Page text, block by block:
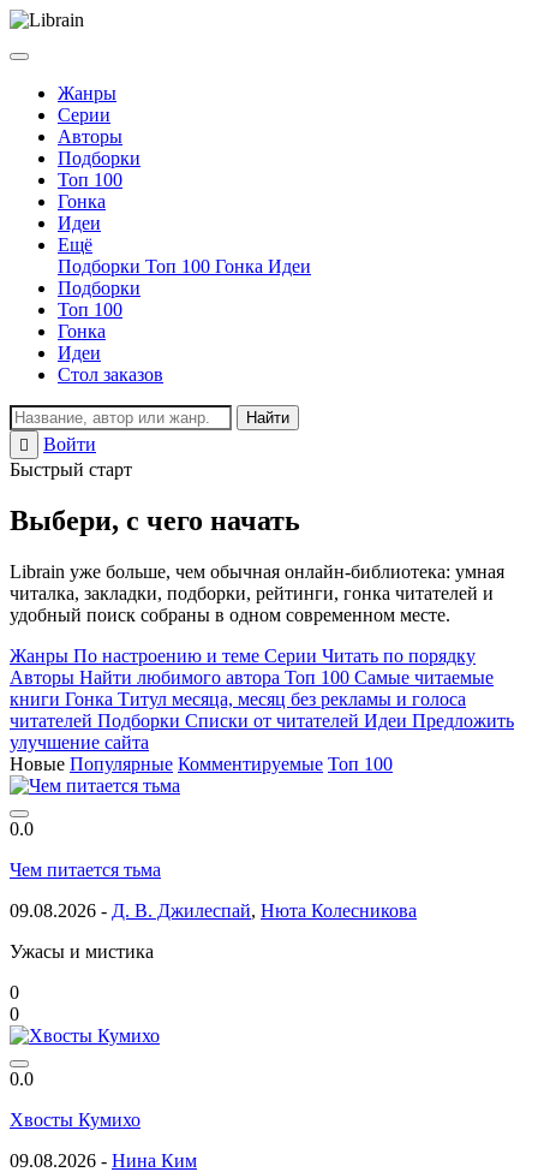
Жанры
Серии
Авторы
Подборки
Топ 100
Гонка
Идеи
Ещё
Подборки Топ 100 Гонка Идеи
Подборки
Топ 100
Гонка
Идеи
Стол заказов
Найти
Войти
Быстрый старт
Выбери, с чего начать
Librain уже больше, чем обычная онлайн-библиотека: умная
читалка, закладки, подборки, рейтинги, гонка читателей и
удобный поиск собраны в одном современном месте.
Жанры По настроению и теме Серии Читать по порядку
Авторы Найти любимого автора Топ 100 Самые читаемые
книги Гонка Титул месяца, месяц без рекламы и голоса
читателей Подборки Списки от читателей Идеи Предложить
улучшение сайта
Новые Популярные Комментируемые Топ 100
0.0
Чем питается тьма
09.08.2026 - Д. В. Джилеспай, Нюта Колесникова
Ужасы и мистика
0
0
0.0
Хвосты Кумихо
09.08.2026 - Нина Ким